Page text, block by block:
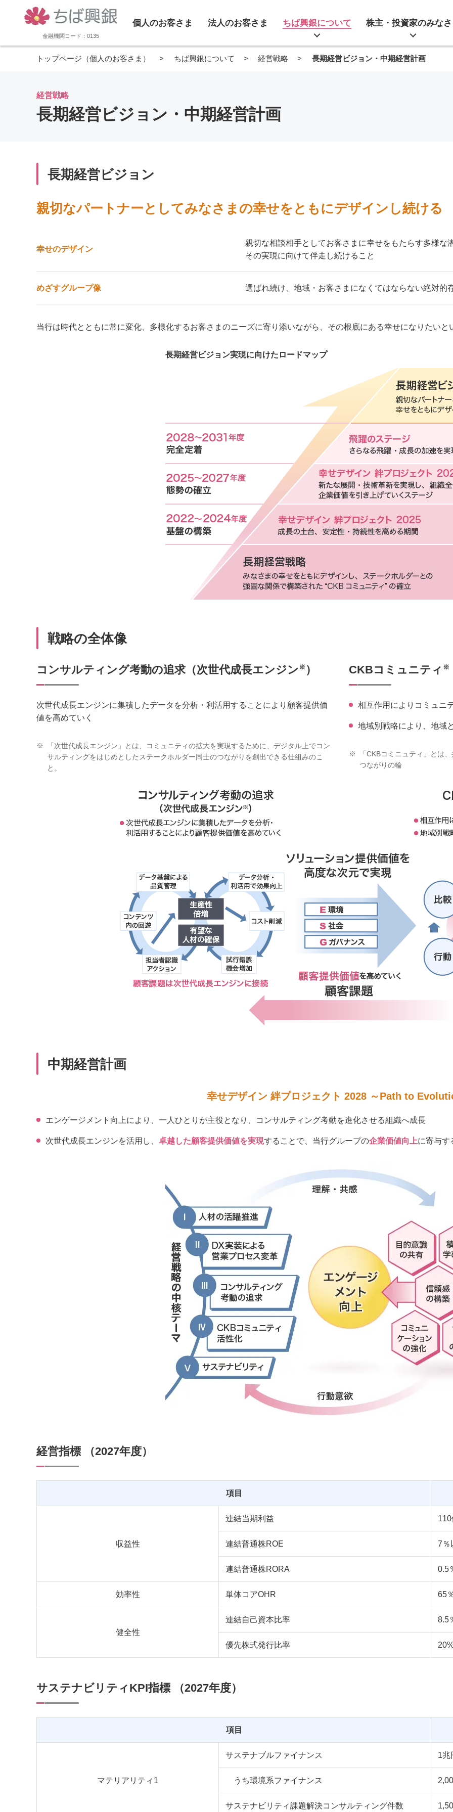
金融機関コード：0135
個人のお客さま 法人のお客さま ちば興銀について 株主・投資家のみな
トップページ（個人のお客さま） ちば興銀について 経営戦略 長期経営ビジョン・中期経営計画
経営戦略
長期経営ビジョン・中期経営計画
長期経営ビジョン
親切なパートナーとしてみなさまの幸せをともにデザインし続ける
幸せのデザイン
親切な相談相手としてお客さまに幸せをもたらす多様な
その実現に向けて伴走し続けること
めざすグループ像 選ばれ続け、地域・お客さまになくてはならない絶対的
当行は時代とともに常に変化、多様化するお客さまのニーズに寄り添いながら、その根底にある幸せになりたい
長期経営ビジョン実現に向けたロードマップ
戦略の全体像
コンサルティング考動の追求（次世代成長エンジン ※ ）
次世代成長エンジンに集積したデータを分析・利活用することにより顧客提供価
値を高めていく
※
「次世代成長エンジン」とは、コミュニティの拡大を実現するために、デジタル上でコン
サルティングをはじめとしたステークホルダー同士のつながりを創出できる仕組みのこ
と。
CKBコミュニティ ※
相互作用によりコミュニ
地域別戦略により、地域
※
「CKBコミニュティ」とは
つながりの輪
中期経営計画
幸せデザイン 絆プロジェクト 2028 ～Path to
エンゲージメント向上により、一人ひとりが主役となり、コンサルティング考動を進化させる組織へ成長
次世代成長エンジンを活用し、 卓越した顧客提供価値を実現することで、当行グループの企業価値向上に寄与す
経営指標 （2027年度）
項目
収益性
連結当期利益
連結普通株ROE 7％
連結普通株RORA 0.5
効率性 単体コアOHR 65
健全性
連結自己資本比率 8.5
優先株式発行比率
サステナビリティKPI指標 （2027年度）
項目
マテリアリティ1
サステナブルファイナンス 1兆
うち環境系ファイナンス
サステナビリティ課題解決コンサルティング件数